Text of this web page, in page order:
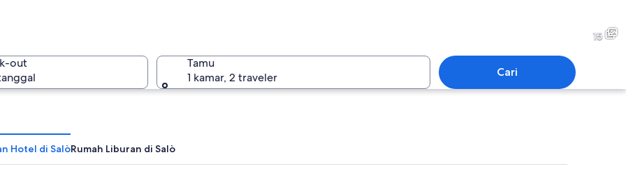
15
out
Tamu
1 kamar, 2 traveler
Cari
Hotel di SalòRumah Liburan di Salò